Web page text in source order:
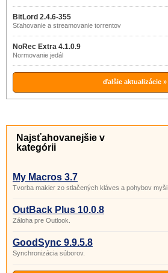
BitLord 2.4.6-355
Sťahovanie a streamovanie torrentov
NoRec Extra 4.1.0.9
Normovanie jedál
ďalšie aktualizácie »
Najsťahovanejšie v
kategórii
My Macros 3.7
Tvorba makier zo stlačených kláves a pohybov myši.
OutBack Plus 10.0.8
Záloha pre Outlook.
GoodSync 9.9.5.8
Synchronizácia súborov.